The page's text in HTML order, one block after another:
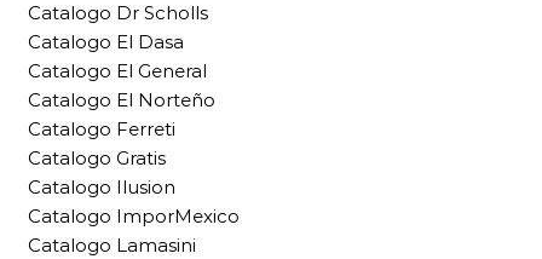
Catalogo Dr Scholls
Catalogo El Dasa
Catalogo El General
Catalogo El Norteño
Catalogo Ferreti
Catalogo Gratis
Catalogo Ilusion
Catalogo ImporMexico
Catalogo Lamasini